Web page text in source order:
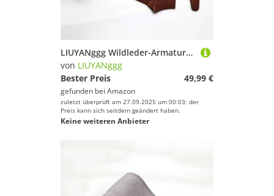
LIUYANggg Wildleder-Armaturenbrettmatte, Armaturenbrett-Pad, Teppich, passend für Mercedes-Benz SLK-Klasse G2 R171 200K 230K 280 300 350 2005–2010
von LIUYANggg
Bester Preis
49,99 €
gefunden bei Amazon
zuletzt überprüft am 27.09.2025 um 00:03; der
Preis kann sich seitdem geändert haben.
Keine weiteren Anbieter